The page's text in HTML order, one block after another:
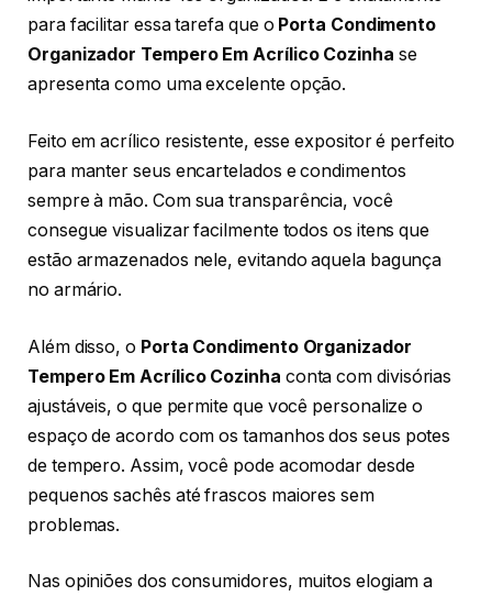
para facilitar essa tarefa que o Porta Condimento
Organizador Tempero Em Acrílico Cozinha se
apresenta como uma excelente opção.
Feito em acrílico resistente, esse expositor é perfeito
para manter seus encartelados e condimentos
sempre à mão. Com sua transparência, você
consegue visualizar facilmente todos os itens que
estão armazenados nele, evitando aquela bagunça
no armário.
Além disso, o Porta Condimento Organizador
Tempero Em Acrílico Cozinha conta com divisórias
ajustáveis, o que permite que você personalize o
espaço de acordo com os tamanhos dos seus potes
de tempero. Assim, você pode acomodar desde
pequenos sachês até frascos maiores sem
problemas.
Nas opiniões dos consumidores, muitos elogiam a